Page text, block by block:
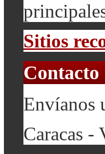
Sitios
Contacto
Envíanos
Caracas -